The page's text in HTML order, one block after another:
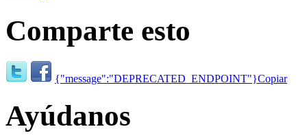
Comparte esto
{"message":"DEPRECATED_ENDPOINT"}Copiar
Ayúdanos